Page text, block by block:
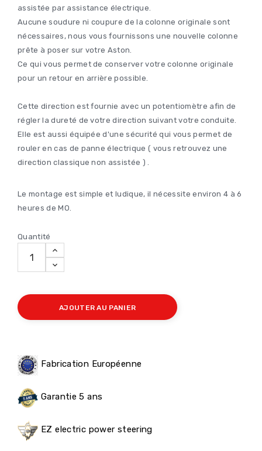
assistée par assistance électrique.
Aucune soudure ni coupure de la colonne originale sont
nécessaires, nous vous fournissons une nouvelle colonne
prête à poser sur votre Aston.
Ce qui vous permet de conserver votre colonne originale
pour un retour en arrière possible.
Cette direction est fournie avec un potentiomètre afin de
régler la dureté de votre direction suivant votre conduite.
Elle est aussi équipée d'une sécurité qui vous permet de
rouler en cas de panne électrique ( vous retrouvez une
direction classique non assistée ) .
Le montage est simple et ludique, il nécessite environ 4 à 6
heures de MO.
Quantité
AJOUTER AU PANIER
Fabrication Européenne
Garantie 5 ans
EZ electric power steering